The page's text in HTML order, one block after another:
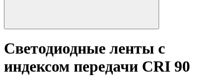
Светодиодные ленты с
индексом передачи CRI 90